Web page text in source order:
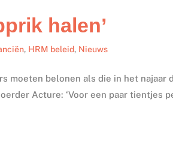
halen’
, HRM beleid, Nieuws
moeten belonen als die in het najaar
Acture: ‘Voor een paar tientjes